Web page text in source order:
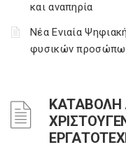
και αναπηρία
Νέα Ενιαία
φυσικών